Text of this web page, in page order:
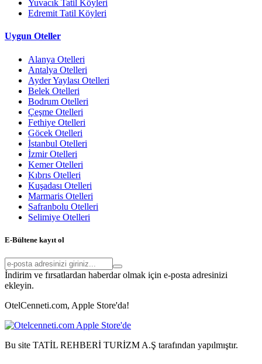
Yuvacık Tatil Köyleri
Edremit Tatil Köyleri
Uygun Oteller
Alanya Otelleri
Antalya Otelleri
Ayder Yaylası Otelleri
Belek Otelleri
Bodrum Otelleri
Çeşme Otelleri
Fethiye Otelleri
Göcek Otelleri
İstanbul Otelleri
İzmir Otelleri
Kemer Otelleri
Kıbrıs Otelleri
Kuşadası Otelleri
Marmaris Otelleri
Safranbolu Otelleri
Selimiye Otelleri
E-Bültene kayıt ol
İndirim ve fırsatlardan haberdar olmak için e-posta adresinizi
ekleyin.
OtelCenneti.com, Apple Store'da!
Bu site TATİL REHBERİ TURİZM A.Ş tarafından yapılmıştır.